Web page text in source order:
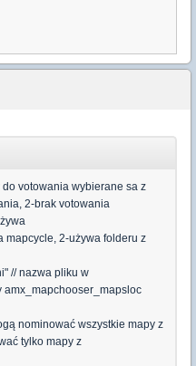
votowania wybierane sa z
2-brak votowania
mapcycle, 2-używa folderu z
// nazwa pliku w
amx_mapchooser_mapsloc
nominować wszystkie mapy z
tylko mapy z